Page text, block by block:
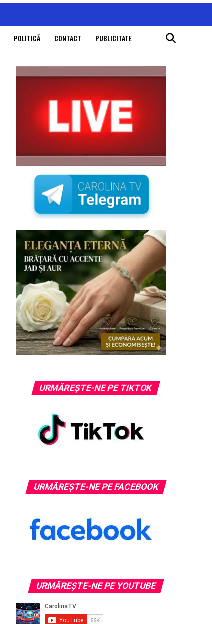
POLITICĂ CONTACT PUBLICITATE
URMĂREȘTE-NE PE TIKTOK
URMĂREȘTE-NE PE FACEBOOK
URMĂREŞTE-NE PE YOUTUBE